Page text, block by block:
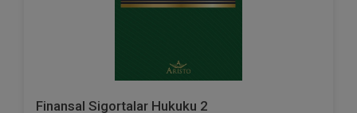
Finansal Sigortalar Hukuku 2